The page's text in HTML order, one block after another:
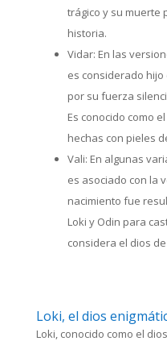
trágico y su muerte
historia.
Vidar: En las
es considerado
por su fuerza
Es conocido como
hechas con pieles
Vali: En algunas
es asociado con la
nacimiento fue
Loki y Odin para
considera el dios
Loki, el dios
Loki, conocido como el